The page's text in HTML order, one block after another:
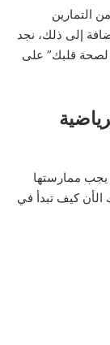
التمارين
إلى ذلك، نجد
لصحة قلبك” على
يجب ممارستها
الأن كيف تبدأ في